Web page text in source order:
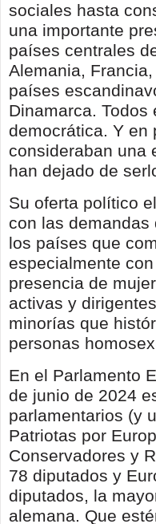
sociales hasta
una importante
países centrales
Alemania,
países
Dinamarca.
democrática. Y en
consideraban una
han dejado de
Su oferta político
con las
los países que
especialmente
presencia de
activas y
minorías que
personas
En el Parlamento
de junio de 2024
parlamentarios (y
Patriotas por
Conservadores y
78 diputados y
diputados, la
alemana. Que